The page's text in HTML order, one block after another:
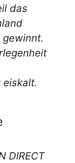
das
eiskalt.
DIRECT